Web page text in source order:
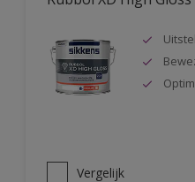
Vergelijk